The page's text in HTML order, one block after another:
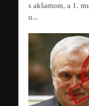
s akšamom, a 1.
u...